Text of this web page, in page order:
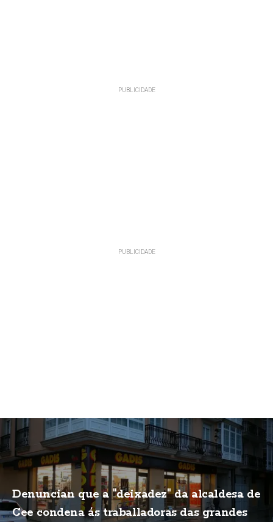
Denuncian que a "deixadez" da alcaldesa de
Cee condena ás traballadoras das grandes